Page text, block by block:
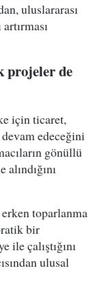
uluslararası
projeler de
için ticaret,
edeceğini
gönüllü
toparlanma
bir
ile çalıştığını
ulusal